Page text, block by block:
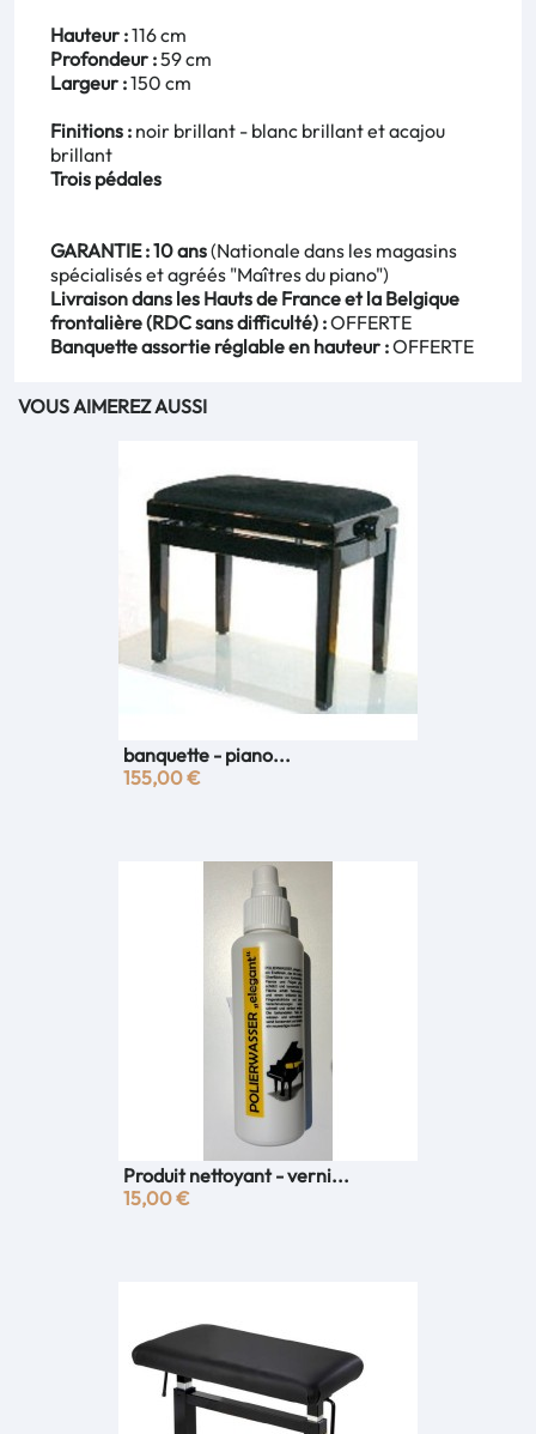
Hauteur :116 cm
Profondeur :59 cm
Largeur :150 cm
Finitions : noir brillant - blanc brillant et acajou
brillant
Trois pédales
GARANTIE : 10 ans(Nationale dans les magasins
spécialisés et agréés "Maîtres du piano")
Livraison dans les Hauts de France et la Belgique
frontalière (RDC sans difficulté) :OFFERTE
Banquette assortie réglable en hauteur :OFFERTE
VOUS AIMEREZ AUSSI
banquette - piano...
155,00 €
Produit nettoyant - verni...
15,00 €